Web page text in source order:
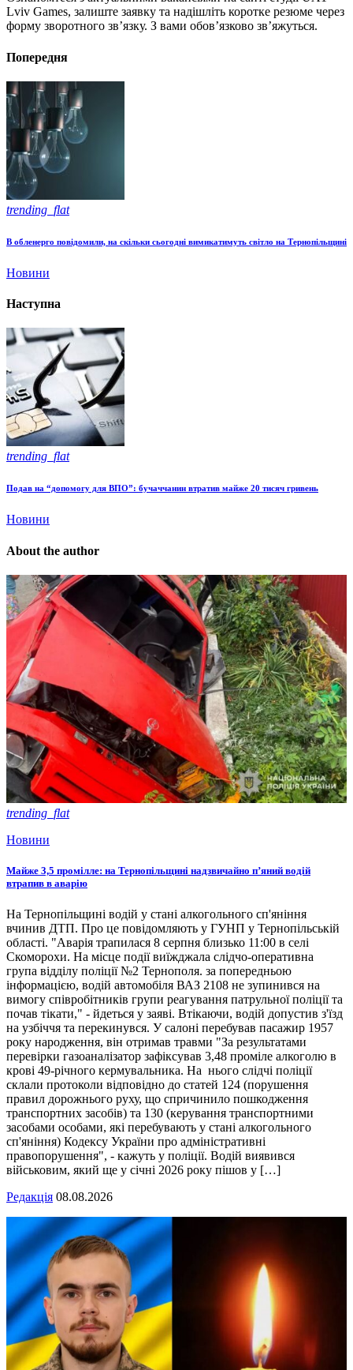
Lviv Games, залиште заявку та надішліть коротке резюме через
форму зворотного звʼязку. З вами обовʼязково звʼяжуться.
Попередня
trending_flat
В обленерго повідомили, на скільки сьогодні вимикатимуть світло на Тернопільщині
Новини
Наступна
trending_flat
Подав на “допомогу для ВПО”: бучаччанин втратив майже 20 тисяч гривень
Новини
About the author
trending_flat
Новини
Майже 3,5 промілле: на Тернопільщині надзвичайно п’яний водій
втрапив в аварію
На Тернопільщині водій у стані алкогольного сп'яніння
вчинив ДТП. Про це повідомляють у ГУНП у Тернопільській
області. "Аварія трапилася 8 серпня близько 11:00 в селі
Скоморохи. На місце події виїжджала слідчо-оперативна
група відділу поліції №2 Тернополя. за попередньою
інформацією, водій автомобіля ВАЗ 2108 не зупинився на
вимогу співробітників групи реагування патрульної поліції та
почав тікати," - йдеться у заяві. Втікаючи, водій допустив з'їзд
на узбіччя та перекинувся. У салоні перебував пасажир 1957
року народження, він отримав травми "За результатами
перевірки газоаналізатор зафіксував 3,48 проміле алкоголю в
крові 49-річного кермувальника. На нього слідчі поліції
склали протоколи відповідно до статей 124 (порушення
правил дорожнього руху, що спричинило пошкодження
транспортних засобів) та 130 (керування транспортними
засобами особами, які перебувають у стані алкогольного
сп'яніння) Кодексу України про адміністративні
правопорушення", - кажуть у поліції. Водій виявився
військовим, який ще у січні 2026 року пішов у […]
Редакція 08.08.2026